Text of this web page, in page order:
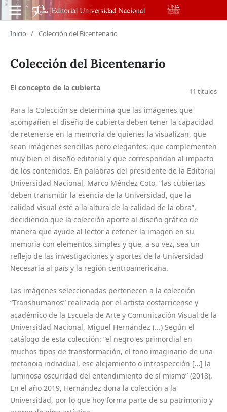
Inicio / Colección del Bicentenario
Colección del Bicentenario
11 títulos
El concepto de la cubierta
Para la Colección se determina que las imágenes que
acompañen el diseño de cubierta deben tener la capacidad
de retenerse en la memoria de quienes la visualizan, que
sean imágenes sencillas pero elegantes; que complementen
muy bien el diseño editorial y que correspondan al impacto
de los contenidos. En palabras del presidente de la Editorial
Universidad Nacional, Marco Méndez Coto, “las cubiertas
deben transmitir la esencia de la Universidad, que la
calidad visual esté a la altura de la calidad de la obra”,
decidiendo que la colección aporte al diseño gráfico de
manera que ayude al lector a retener la imagen en su
memoria con elementos simples y que, a su vez, sea un
reflejo de las investigaciones y aportes de la Universidad
Necesaria al país y la región centroamericana.
Las imágenes seleccionadas pertenecen a la colección
“Transhumanos” realizada por el artista costarricense y
académico de la Escuela de Arte y Comunicación Visual de la
Universidad Nacional, Miguel Hernández (...) Según el
catálogo de esta colección: “el negro es primordial en
muchos tipos de transformación, el tono imaginario de una
metanoia individual, ese alejamiento o introspección […] la
luminosa oscuridad del entendimiento de sí mismo” (2018).
En el año 2019, Hernández dona la colección a la
Universidad, por lo que hoy forma parte de su patrimonio y